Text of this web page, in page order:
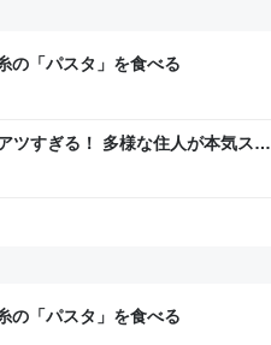
の「パスタ」を食べる
ツすぎる！ 多様な住人が本気スキ
街の価値向上”戦略 東京・中央区
の「パスタ」を食べる